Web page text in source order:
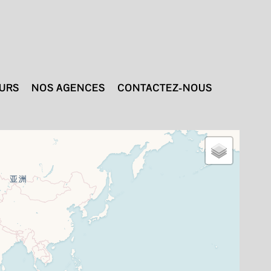
NOS AGENCES CONTACTEZ-NOUS